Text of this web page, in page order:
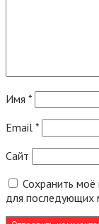
Имя *
Email *
Сайт
Сохранить моё
для последующих